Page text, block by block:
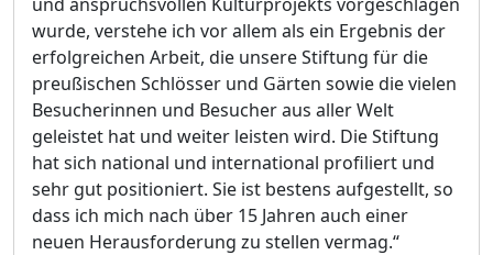
wurde, verstehe ich vor allem als ein Ergebnis der
erfolgreichen Arbeit, die unsere Stiftung für die
preußischen Schlösser und Gärten sowie die vielen
Besucherinnen und Besucher aus aller Welt
geleistet hat und weiter leisten wird. Die Stiftung
hat sich national und international profiliert und
sehr gut positioniert. Sie ist bestens aufgestellt, so
dass ich mich nach über 15 Jahren auch einer
neuen Herausforderung zu stellen vermag.“